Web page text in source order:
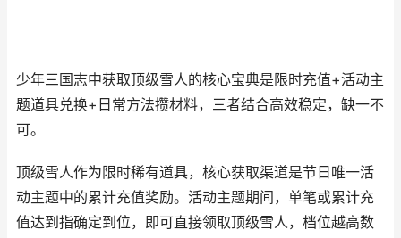
少年三国志中获取顶级雪人的核心宝典是限时充值+活动主
题道具兑换+日常方法攒材料，三者结合高效稳定，缺一不
可。
顶级雪人作为限时稀有道具，核心获取渠道是节日唯一活
动主题中的累计充值奖励。活动主题期间，单笔或累计充
值达到指确定到位，即可直接领取顶级雪人，档位越高数